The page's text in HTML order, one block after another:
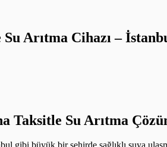
Arıtma Cihazı –
Taksitle Su Arıtma